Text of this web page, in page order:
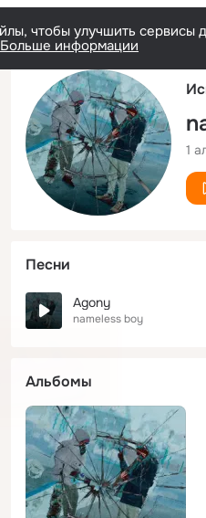
чтобы улучшить сервисы
Больше информации
1
Песни
Agony
nameless boy
Альбомы